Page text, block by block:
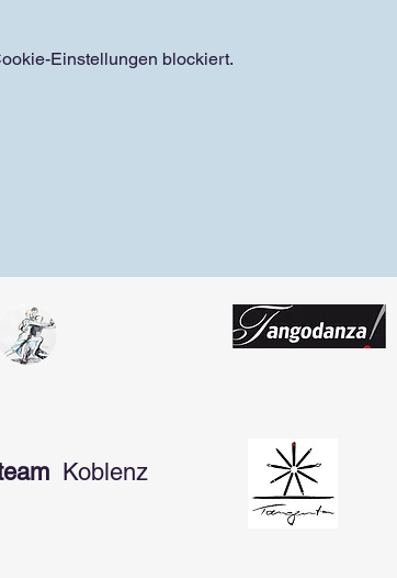
Einstellungen blockiert.
Koblenz